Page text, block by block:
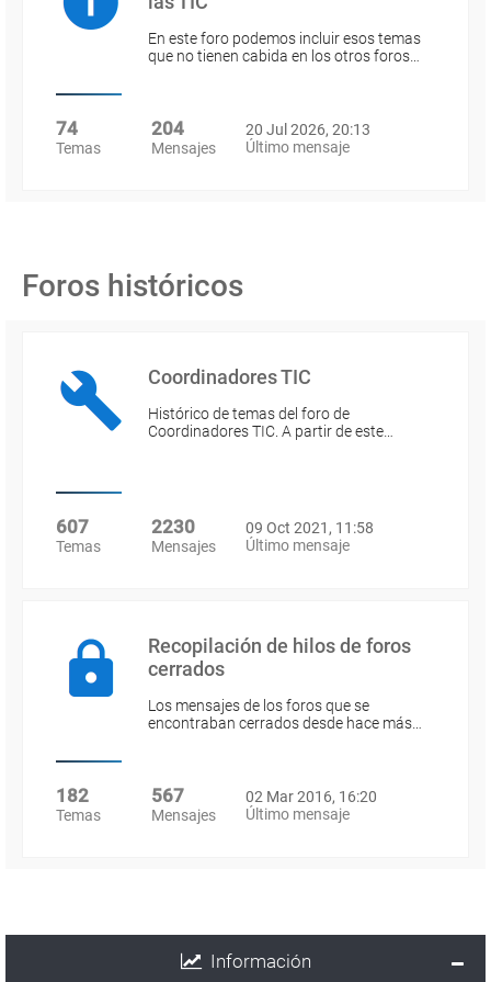
En este foro podemos incluir esos temas
que no tienen cabida en los otros foros…
74
Temas
204
Mensajes
20 Jul 2026, 20:13
Último mensaje
Foros históricos
Coordinadores TIC
Histórico de temas del foro de
Coordinadores TIC. A partir de este…
607
Temas
2230
Mensajes
09 Oct 2021, 11:58
Último mensaje
Recopilación de hilos de foros
cerrados
Los mensajes de los foros que se
encontraban cerrados desde hace más…
182
Temas
567
Mensajes
02 Mar 2016, 16:20
Último mensaje
Información